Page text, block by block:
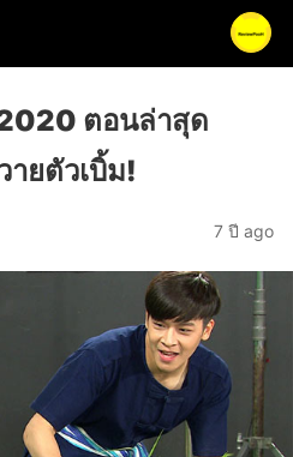
ตอนล่าสุด
ายตัวเบิ้ม!
7 ปี ago